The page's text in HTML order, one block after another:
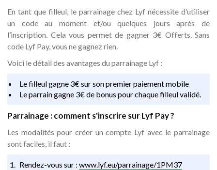
En tant que filleul, le parrainage chez Lyf nécessite d’utiliser
un code au moment et/ou quelques jours après de
l’inscription. Cela vous permet de gagner 3€ Offerts. Sans
code Lyf Pay, vous ne gagnez rien.
Voici le détail des avantages du parrainage Lyf :
Le filleul gagne 3€ sur son premier paiement mobile
Le parrain gagne 3€ de bonus pour chaque filleul validé.
Parrainage : comment s'inscrire sur Lyf Pay ?
Les modalités pour créer un compte Lyf avec le parrainage
sont faciles, il faut :
Rendez-vous sur : www.lyf.eu/parrainage/1PM37